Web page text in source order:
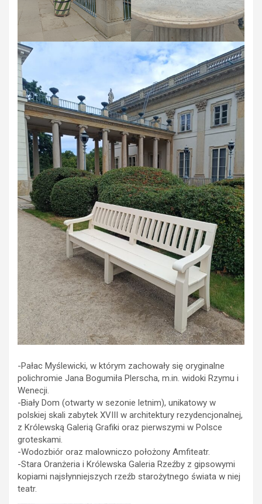
-Pałac Myślewicki, w którym zachowały się oryginalne
polichromie Jana Bogumiła Plerscha, m.in. widoki Rzymu i
Wenecji.
-Biały Dom (otwarty w sezonie letnim), unikatowy w
polskiej skali zabytek XVIII w architektury rezydencjonalnej,
z Królewską Galerią Grafiki oraz pierwszymi w Polsce
groteskami.
-Wodozbiór oraz malowniczo położony Amfiteatr.
-Stara Oranżeria i Królewska Galeria Rzeźby z gipsowymi
kopiami najsłynniejszych rzeźb starożytnego świata w niej
teatr.